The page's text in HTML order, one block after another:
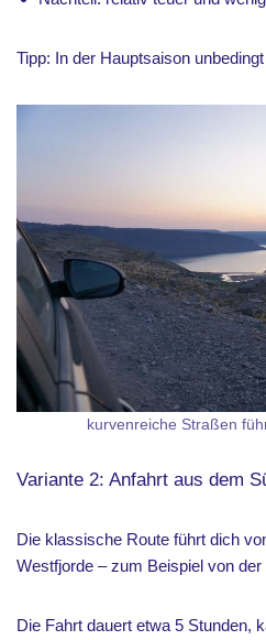
Tipp: In der Hauptsaison
kurvenreiche Straßen
Variante 2: Anfahrt aus dem
Die klassische Route führt dich
Westfjorde – zum Beispiel von
Die Fahrt dauert etwa 5 Stunden,